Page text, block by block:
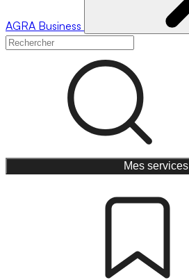
AGRA Business
Mes services